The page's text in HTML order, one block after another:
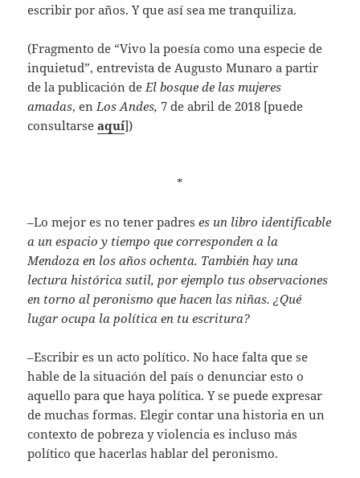
escribir por años. Y que así sea me tranquiliza.
(Fragmento de “Vivo la poesía como una especie de
inquietud”, entrevista de Augusto Munaro a partir
de la publicación deEl bosque de las mujeres
amadas, enLos Andes, 7 de abril de 2018 [puede
consultarse aquí])
*
–Lo mejor es no tener padres es un libro identificable
a un espacio y tiempo que corresponden a la
Mendoza en los años ochenta. También hay una
lectura histórica sutil, por ejemplo tus observaciones
en torno al peronismo que hacen las niñas. ¿Qué
lugar ocupa la política en tu escritura?
–Escribir es un acto político. No hace falta que se
hable de la situación del país o denunciar esto o
aquello para que haya política. Y se puede expresar
de muchas formas. Elegir contar una historia en un
contexto de pobreza y violencia es incluso más
político que hacerlas hablar del peronismo.